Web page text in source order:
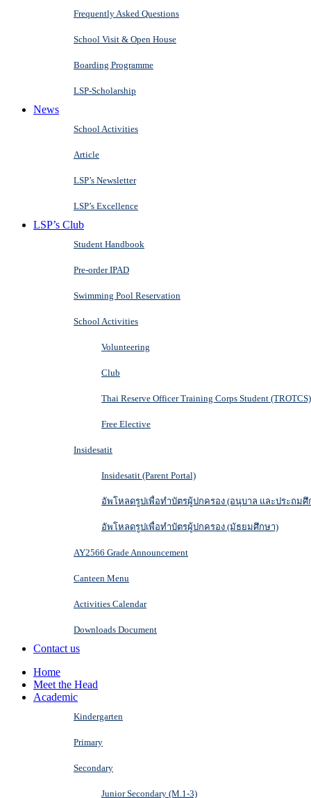
Frequently Asked Questions
School Visit & Open House
Boarding Programme
LSP-Scholarship
News
School Activities
Article
LSP’s Newsletter
LSP’s Excellence
LSP’s Club
Student Handbook
Pre-order IPAD
Swimming Pool Reservation
School Activities
Volunteering
Club
Thai Reserve Officer Training Corps Student (TROTCS)
Free Elective
Insidesatit
Insidesatit (Parent Portal)
อัพโหลดรูปเพื่อทำบัตรผู้ปกครอง (อนุบาล และประถมศึ
อัพโหลดรูปเพื่อทำบัตรผู้ปกครอง (มัธยมศึกษา)
AY2566 Grade Announcement
Canteen Menu
Activities Calendar
Downloads Document
Contact us
Home
Meet the Head
Academic
Kindergarten
Primary
Secondary
Junior Secondary (M.1-3)